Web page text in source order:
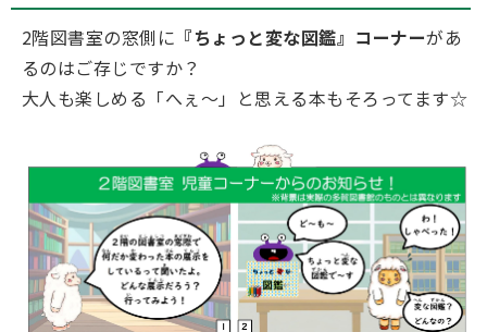
2階図書室の窓側に 『ちょっと変な図鑑』コーナーがあ
るのはご存じですか？
大人も楽しめる「へぇ～」と思える本もそろってます☆